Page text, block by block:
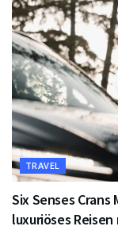
TRAVEL
Six Senses
luxuriöses Reisen